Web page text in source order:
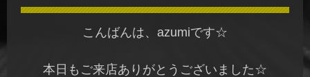
こんばんは、azumiです☆
本日もご来店ありがとうございました☆